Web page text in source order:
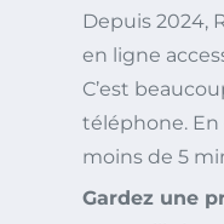
Depuis 2024,
en ligne
C’est
téléphone. En
moins de 5
Gardez une